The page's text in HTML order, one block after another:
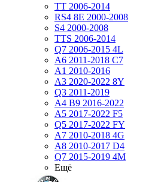
TT 2006-2014
RS4 8E 2000-2008
S4 2000-2008
TTS 2006-2014
Q7 2006-2015 4L
A6 2011-2018 С7
A1 2010-2016
A3 2020-2022 8Y
Q3 2011-2019
A4 B9 2016-2022
A5 2017-2022 F5
Q5 2017-2022 FY
A7 2010-2018 4G
A8 2010-2017 D4
Q7 2015-2019 4M
Ещё